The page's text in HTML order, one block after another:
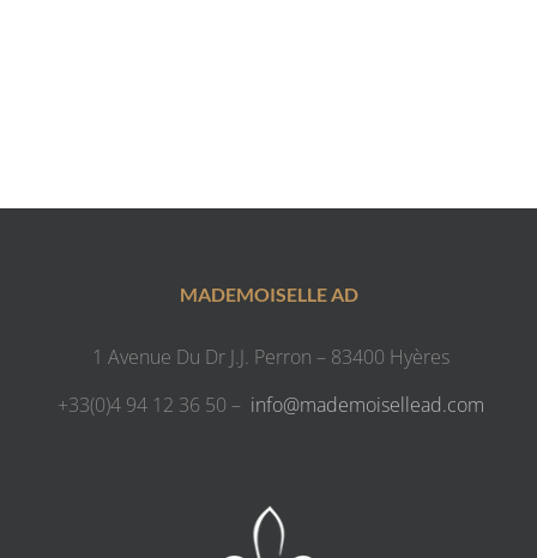
MADEMOISELLE AD
1 Avenue Du Dr J.J. Perron – 83400 Hyères
+33(0)4 94 12 36 50 – info@mademoisellead.com